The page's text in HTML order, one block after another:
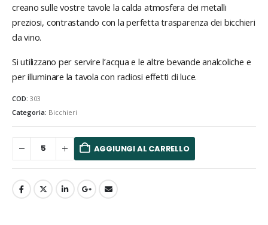
creano sulle vostre tavole la calda atmosfera dei metalli
preziosi, contrastando con la perfetta trasparenza dei bicchieri
da vino.
Si utilizzano per servire l’acqua e le altre bevande analcoliche e
per illuminare la tavola con radiosi effetti di luce.
COD: 303
Categoria: Bicchieri
AGGIUNGI AL CARRELLO